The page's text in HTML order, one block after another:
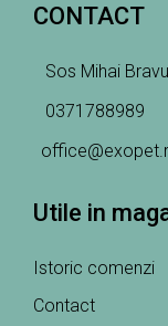
CONTACT
Sos Mihai
0371788989
Utile in
Istoric comenzi
Contact